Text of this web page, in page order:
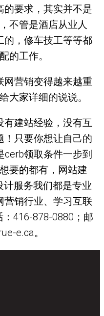
的要求，其实并不是
不管是酒店从业人
的，修车技工等等都
的工作。
网营销变得越来越重
给大家详细的说说。
有建站经验，没有互
！只要你想让自己的
cerb领取条件一步到
要的都有，网站建
计服务我们都是专业
营销行业、学习互联
416-878-0880；邮
e.ca。